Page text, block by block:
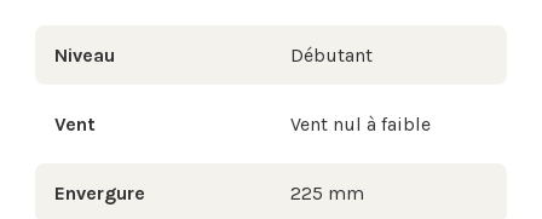
Niveau Débutant
Vent Vent nul à faible
Envergure 225 mm